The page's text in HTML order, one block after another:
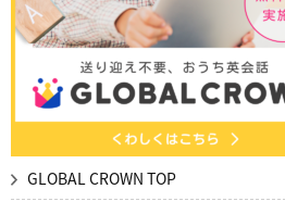
GLOBAL CROWN TOP